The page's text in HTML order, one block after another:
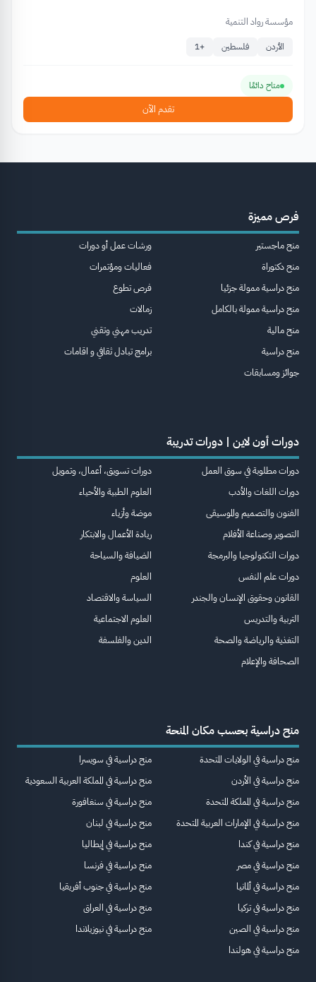
مؤسسة رواد التنمية
الأردن فلسطين +
1
متاح دائمًا
تقدم الآن
فرص مميزة
منح ماجستير
منح دكتوراة
منح دراسية ممولة جزئيا
منح دراسية ممولة بالكامل
منح مالية
منح دراسية
جوائز ومسابقات
ورشات عمل أو دورات
فعاليات ومؤتمرات
فرص تطوع
زمالات
تدريب مهني وتقني
برامج تبادل ثقافي و اقامات
دورات أون لاين | دورات تدريبة
دورات مطلوبة في سوق العمل
دورات اللغات والأدب
الفنون والتصميم والموسيقى
التصوير وصناعة الأفلام
دورات التكنولوجيا والبرمجة
دورات علم النفس
القانون وحقوق الإنسان والجندر
التربية والتدريس
التغذية والرياضة والصحة
الصحافة والإعلام
دورات تسويق، أعمال، وتمويل
العلوم الطبية والأحياء
موضة وأزياء
ريادة الأعمال والابتكار
الضيافة والسياحة
العلوم
السياسة والاقتصاد
العلوم الاجتماعية
الدين والفلسفة
منح دراسية بحسب مكان المنحة
منح دراسية في الولايات المتحدة
منح دراسية في الأردن
منح دراسية في المملكة المتحدة
منح دراسية في الإمارات العربية المتحدة
منح دراسية في كندا
منح دراسية في مصر
منح دراسية في ألمانيا
منح دراسية في تركيا
منح دراسية في الصين
منح دراسية في هولندا
منح دراسية في سويسرا
منح دراسية في المملكة العربية السعودية
منح دراسية في سنغافورة
منح دراسية في لبنان
منح دراسية في إيطاليا
منح دراسية في فرنسا
منح دراسية في جنوب أفريقيا
منح دراسية في العراق
منح دراسية في نيوزيلاندا